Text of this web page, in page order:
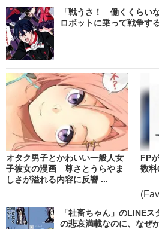
「戦うさ！ 働くくらい
ロボットに乗って戦争す
オタク男子とかわいい一般人女
子彼女の漫画 尊さとうらやま
しさが溢れる内容に反響 ...
FP
数料
「社畜ちゃん」のLINE
の悲哀満載なのに、なぜ